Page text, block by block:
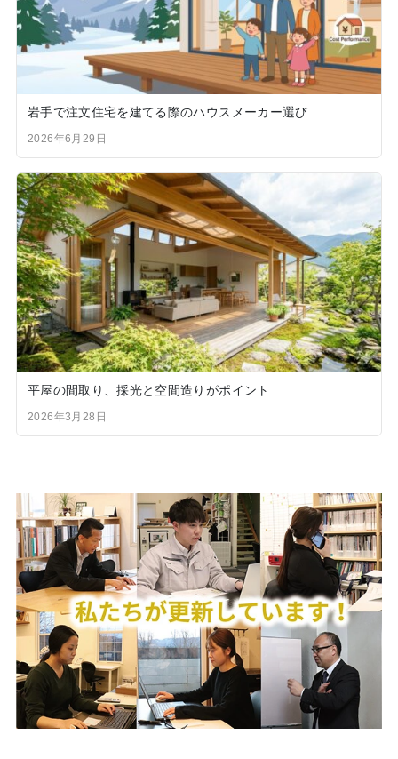
岩手で注文住宅を建てる際のハウスメーカー選び
2026年6月29日
平屋の間取り、採光と空間造りがポイント
2026年3月28日